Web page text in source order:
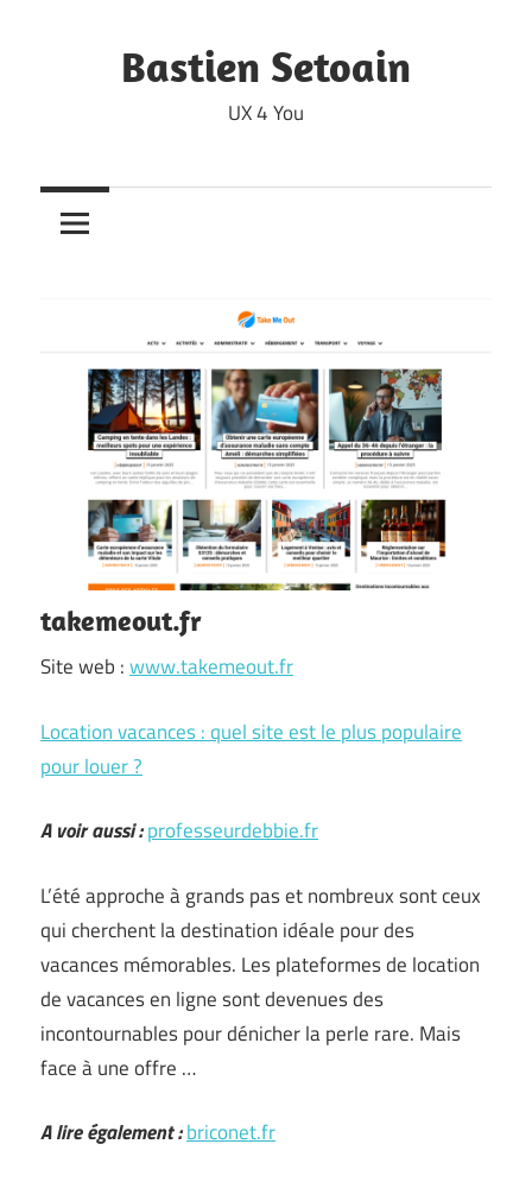
Bastien Setoain
UX 4 You
takemeout.fr
Site web :www.takemeout.fr
Location vacances : quel site est le plus populaire
pour louer ?
A voir aussi :professeurdebbie.fr
L’été approche à grands pas et nombreux sont ceux
qui cherchent la destination idéale pour des
vacances mémorables. Les plateformes de location
de vacances en ligne sont devenues des
incontournables pour dénicher la perle rare. Mais
face à une offre …
A lire également :briconet.fr